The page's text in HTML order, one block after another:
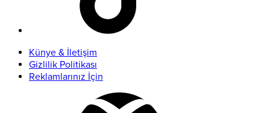
Künye & İletişim
Gizlilik Politikası
Reklamlarınız İçin